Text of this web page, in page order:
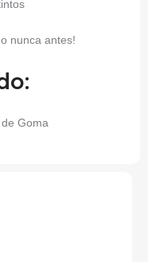
nunca antes!
Goma